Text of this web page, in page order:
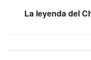
La leyenda del